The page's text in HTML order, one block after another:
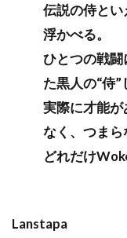
伝説の侍と
浮かべる。
ひとつの戦
た黒人の“侍”
実際に才能
なく、つま
どれだけ
Lanstapa